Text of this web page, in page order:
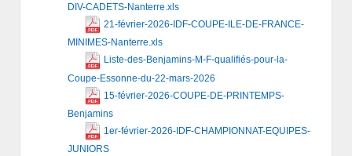
DIV-CADETS-Nanterre.xls
21-février-2026-IDF-COUPE-ILE-DE-FRANCE-
MINIMES-Nanterre.xls
Liste-des-Benjamins-M-F-qualifiés-pour-la-
Coupe-Essonne-du-22-mars-2026
15-février-2026-COUPE-DE-PRINTEMPS-
Benjamins
1er-février-2026-IDF-CHAMPIONNAT-EQUIPES-
JUNIORS